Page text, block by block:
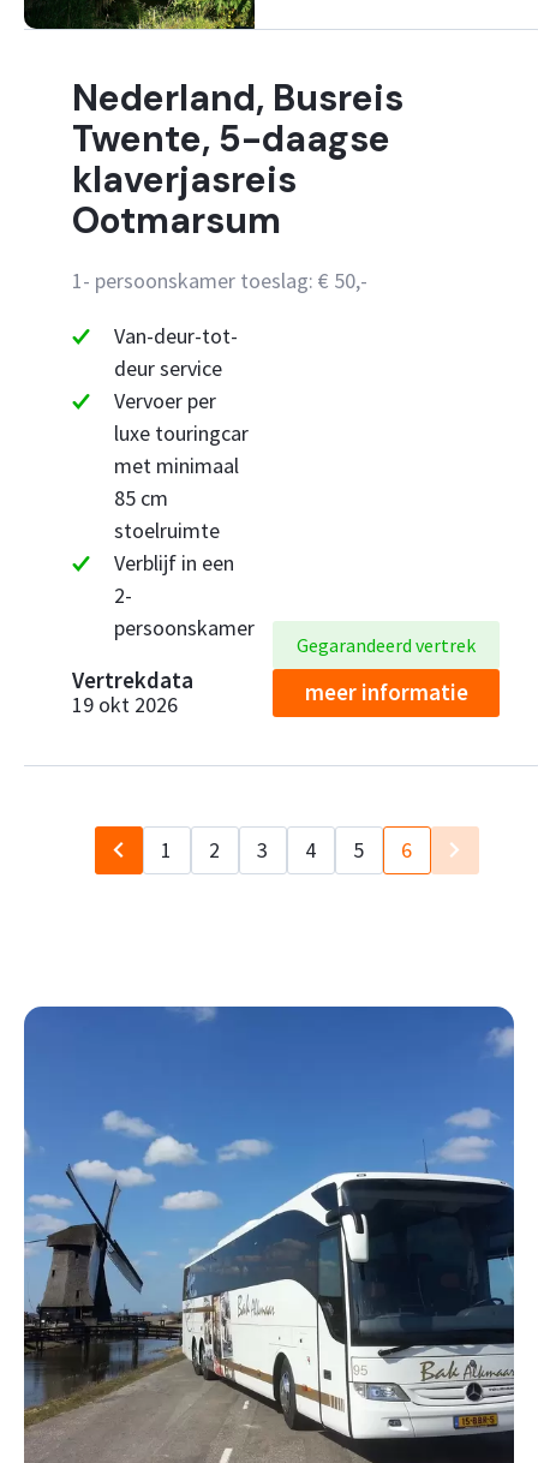
Nederland, Busreis
Twente, 5-daagse
klaverjasreis
Ootmarsum
1- persoonskamer toeslag: € 50,-
Van-deur-tot-
deur service
Vervoer per
luxe touringcar
met minimaal
85 cm
stoelruimte
Verblijf in een
2-
persoonskamer
Vertrekdata
19 okt 2026
Gegarandeerd vertrek
meer informatie
1 2 3 4 5 6